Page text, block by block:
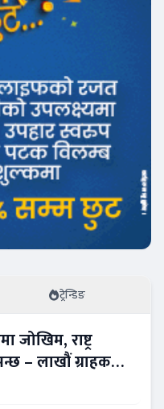
ट्रेन्डिङ
जोखिम, राष्ट्र
– लाखौं ग्राहकको